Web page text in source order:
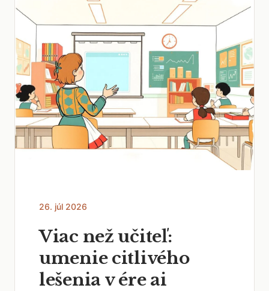
26. júl 2026
Viac než učiteľ:
umenie citlivého
lešenia v ére ai